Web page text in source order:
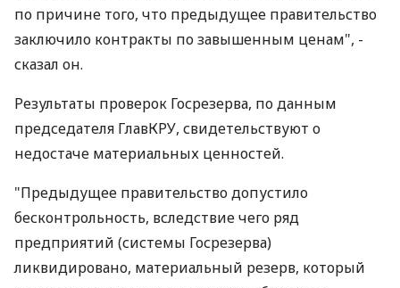
по причине того, что предыдущее правительство
заключило контракты по завышенным ценам", -
сказал он.
Результаты проверок Госрезерва, по данным
председателя ГлавКРУ, свидетельствуют о
недостаче материальных ценностей.
"Предыдущее правительство допустило
бесконтрольность, вследствие чего ряд
предприятий (системы Госрезерва)
ликвидировано, материальный резерв, который